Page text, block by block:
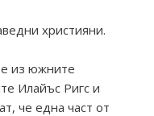
християни.
из южните
Илайъс Ригс и
че една част от